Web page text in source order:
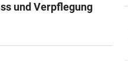
und Verpflegung